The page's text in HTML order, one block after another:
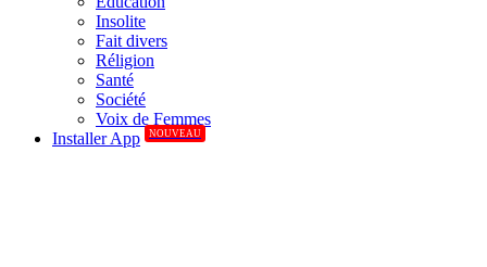
Insolite
Fait divers
Réligion
Santé
Société
Voix de Femmes
Installer App
NOUVEAU